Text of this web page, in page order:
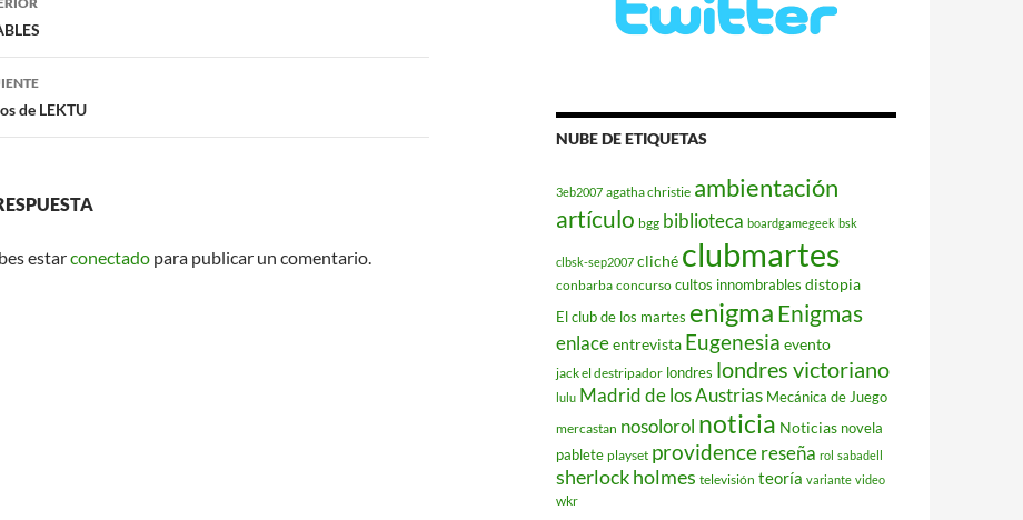
de LEKTU
estarconectado para publicar un comentario.
NUBE DE ETIQUETAS
3eb2007 agatha christie ambientación
artículo bgg biblioteca boardgamegeek bsk
clbsk-sep2007 cliché clubmartes
conbarba concurso cultos innombrables distopia
El club de los martes enigma Enigmas
enlaceentrevista Eugenesia evento
jack el destripador londres londres victoriano
lulu Madrid de los Austrias Mecánica de Juego
mercastan nosolorol noticia Noticias novela
pablete playset providencereseña rol sabadell
sherlock holmes televisión teoría variante video
wkr